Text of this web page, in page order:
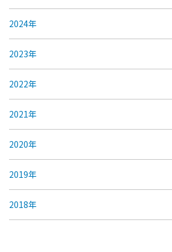
2024年
2023年
2022年
2021年
2020年
2019年
2018年